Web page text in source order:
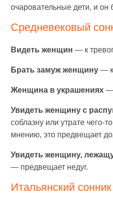
очаровательные дети, и он
Средневековый
Видеть женщин — к
Брать замуж женщину — к
Женщина в украшениях —
Увидеть женщину с
соблазну или утрате чего-
мнению, это предвещает
Увидеть женщину,
— предвещает недуг.
Итальянский сонник